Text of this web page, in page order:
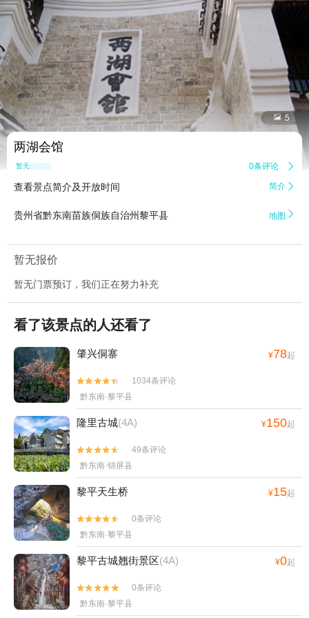
 5
两湖会馆
暂无点评 0条评论 
查看景点简介及开放时间 简介 
贵州省黔东南苗族侗族自治州黎平县 地图 
暂无报价
暂无门票预订，我们正在努力补充
看了该景点的人还看了
肇兴侗寨 ¥78起


1034条评论
黔东南·黎平县
隆里古城(4A) ¥150起


49条评论
黔东南·锦屏县
黎平天生桥 ¥15起


0条评论
黔东南·黎平县
黎平古城翘街景区(4A) ¥0起


0条评论
黔东南·黎平县
